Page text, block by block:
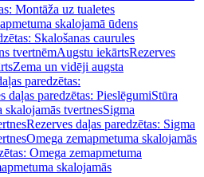
Montāža uz tualetes
skalojamā ūdens
Skalošanas caurules
tvertnēmAugstu iekārtsRezerves
Zema un vidēji augsta
paredzētas:
daļas paredzētas: PieslēgumiStūra
skalojamās tvertnesSigma
Rezerves daļas paredzētas: Sigma
Omega zemapmetuma skalojamās
Omega zemapmetuma
skalojamās